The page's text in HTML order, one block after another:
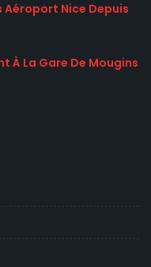
Aéroport Nice Depuis
À La Gare De Mougins